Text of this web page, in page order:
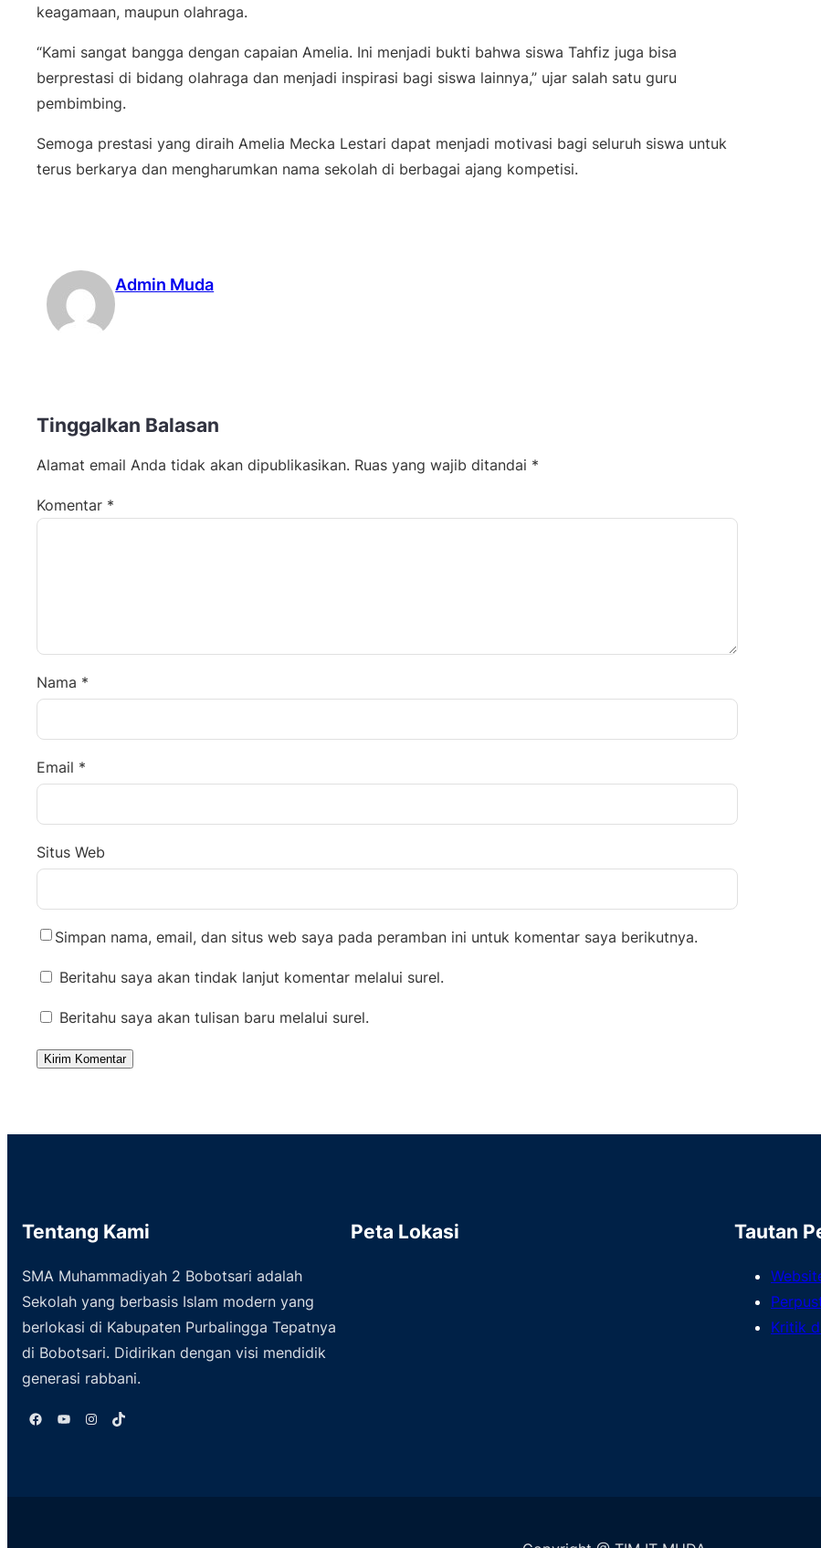
keagamaan, maupun olahraga.
“Kami sangat bangga dengan capaian Amelia. Ini menjadi bukti bahwa siswa Tahfiz juga bisa
berprestasi di bidang olahraga dan menjadi inspirasi bagi siswa lainnya,” ujar salah satu guru
pembimbing.
Semoga prestasi yang diraih Amelia Mecka Lestari dapat menjadi motivasi bagi seluruh siswa untuk
terus berkarya dan mengharumkan nama sekolah di berbagai ajang kompetisi.
Admin Muda
Tinggalkan Balasan
Alamat email Anda tidak akan dipublikasikan. Ruas yang wajib ditandai *
Komentar *
Nama *
Email *
Situs Web
Simpan nama, email, dan situs web saya pada peramban ini untuk komentar saya berikutnya.
Beritahu saya akan tindak lanjut komentar melalui surel.
Beritahu saya akan tulisan baru melalui surel.
Tentang Kami
SMA Muhammadiyah 2 Bobotsari adalah
Sekolah yang berbasis Islam modern yang
berlokasi di Kabupaten Purbalingga Tepatnya
di Bobotsari. Didirikan dengan visi mendidik
generasi rabbani.
Facebook YouTube Instagram TikTok
Peta Lokasi Tautan
Kritik